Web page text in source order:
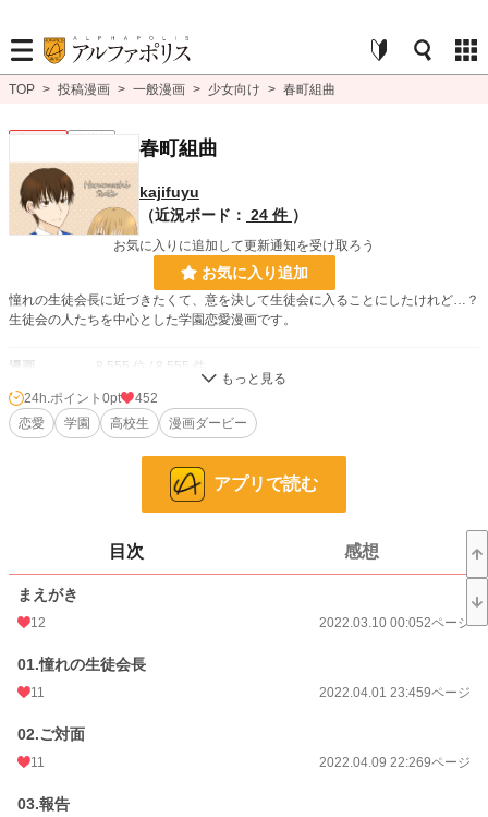
TOP > 投稿漫画 > 一般漫画 > 少女向け > 春町組曲
春町組曲
kajifuyu
（近況ボード： 24 件 ）
お気に入りに追加して更新通知を受け取ろう
お気に入り追加
憧れの生徒会長に近づきたくて、意を決して生徒会に入ることにしたけれど…？
生徒会の人たちを中心とした学園恋愛漫画です。
漫画 8,555 位 / 8,555 件
少女向け 1,155 位 / 1,155 件
お気に入り
2026.03.29 21:29
初回公開日時
月間ポイント 14 pt (1,877 位)
24h.ポイント 0pt
452
恋愛
学園 高校生 漫画ダービー
アプリで読む
目次 感想
まえがき
12 2022.03.10 00:052ページ
01.憧れの生徒会長
11 2022.04.01 23:459ページ
02.ご対面
11 2022.04.09 22:269ページ
03.報告